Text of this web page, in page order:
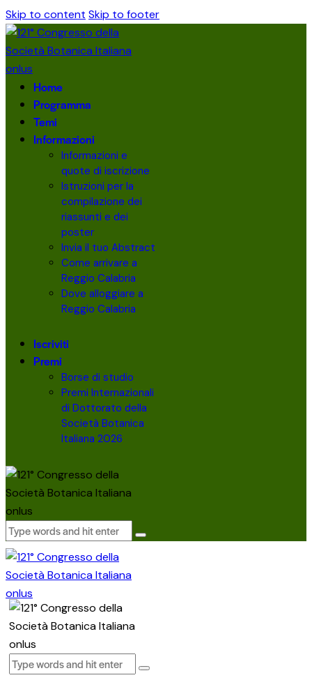
Skip to content Skip to footer
Home
Programma
Temi
Informazioni
Informazioni e
quote di iscrizione
Istruzioni per la
compilazione dei
riassunti e dei
poster
Invia il tuo Abstract
Come arrivare a
Reggio Calabria
Dove alloggiare a
Reggio Calabria
Iscriviti
Premi
Borse di studio
Premi Internazionali
di Dottorato della
Società Botanica
Italiana 2026